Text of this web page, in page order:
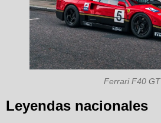
Ferrari F40 GT
Leyendas nacionales